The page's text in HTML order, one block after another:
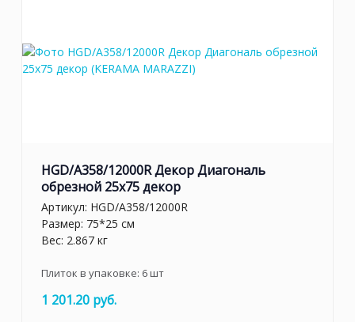
HGD/A358/12000R Декор Диагональ
обрезной 25х75 декор
Артикул: HGD/A358/12000R
Размер: 75*25 см
Вес: 2.867 кг
Плиток в упаковке: 6шт
1 201.20 руб.